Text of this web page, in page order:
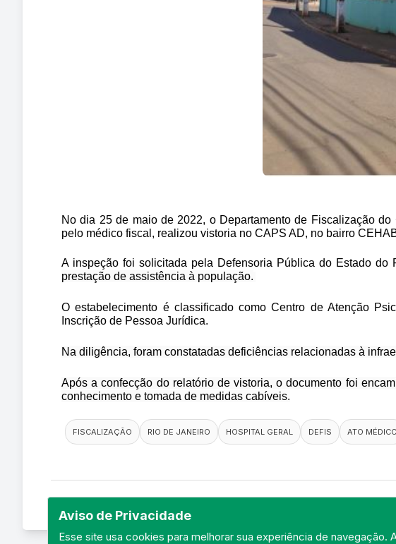
Aviso de Privacidade
Esse site usa cookies para melhorar sua experiência de
No dia 25 de maio de 2022, o Departamento de Fiscalização
pelo médico fiscal, realizou vistoria no CAPS AD, no bairro
A inspeção foi solicitada pela Defensoria Pública do Estado do
prestação de assistência à população.
O estabelecimento é classificado como Centro de Atenção
Inscrição de Pessoa Jurídica.
Na diligência, foram constatadas deficiências relacionadas à
Após a confecção do relatório de vistoria, o documento foi
conhecimento e tomada de medidas cabíveis.
FISCALIZAÇÃO RIO DE JANEIRO HOSPITAL GERAL DEFIS ATO MÉDICO